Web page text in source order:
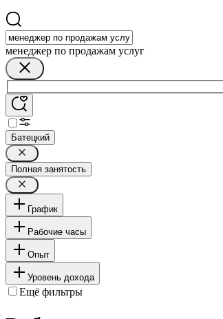
менеджер по продажам услуг
Батецкий
Полная занятость
График
Рабочие часы
Опыт
Уровень дохода
Ещё фильтры